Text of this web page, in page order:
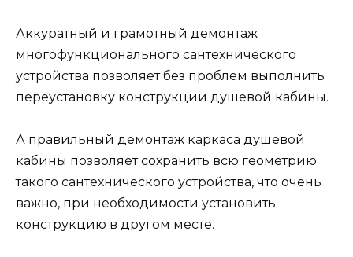
Аккуратный и грамотный демонтаж
многофункционального сантехнического
устройства позволяет без проблем выполнить
переустановку конструкции душевой кабины.
А правильный демонтаж каркаса душевой
кабины позволяет сохранить всю геометрию
такого сантехнического устройства, что очень
важно, при необходимости установить
конструкцию в другом месте.